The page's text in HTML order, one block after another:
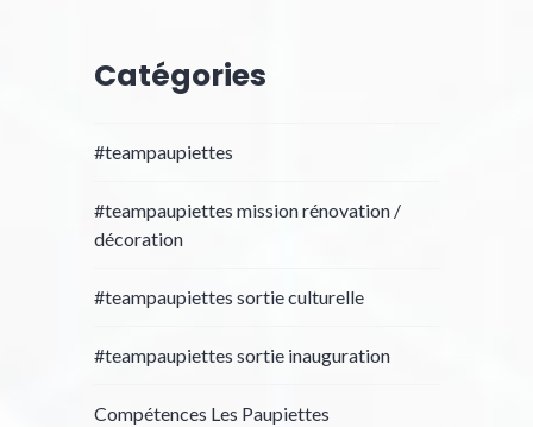
Catégories
#teampaupiettes
#teampaupiettes mission rénovation /
décoration
#teampaupiettes sortie culturelle
#teampaupiettes sortie inauguration
Compétences Les Paupiettes